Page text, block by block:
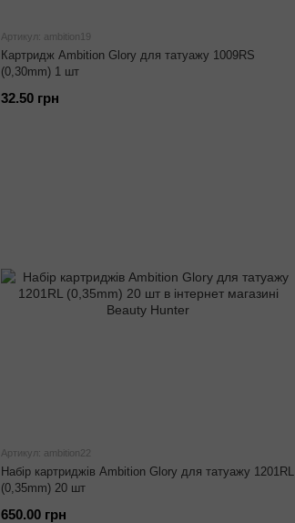
Артикул: ambition19
Картридж Ambition Glory для татуажу 1009RS
(0,30mm) 1 шт
32.50 грн
Артикул: ambition22
Набір картриджів Ambition Glory для татуажу 1201RL
(0,35mm) 20 шт
650.00 грн